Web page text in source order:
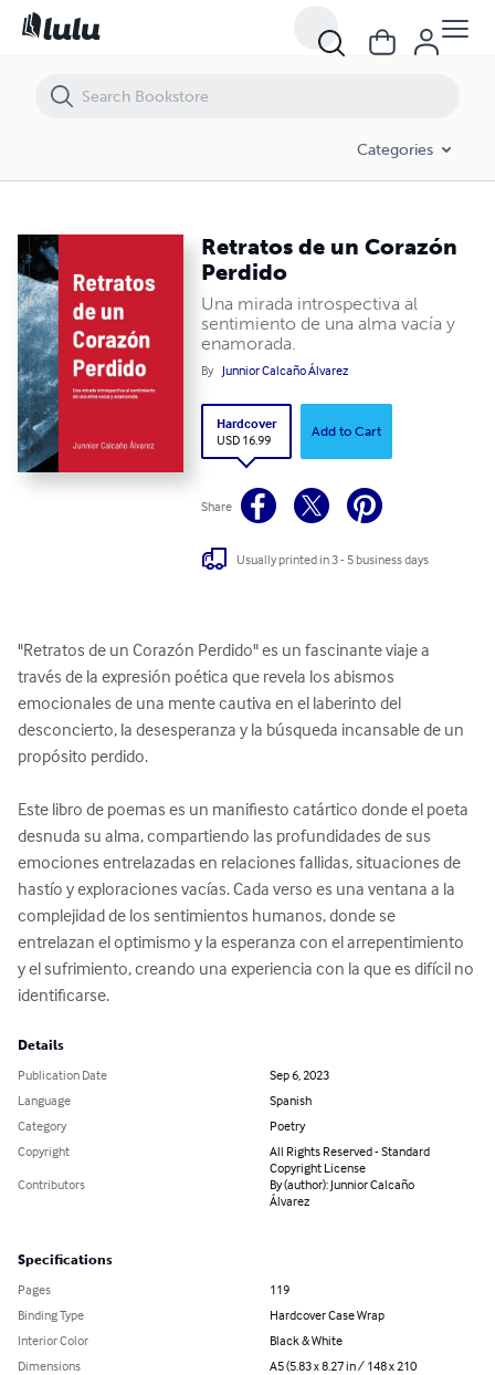
Categories
Retratos de un Corazón
Perdido
Una mirada introspectiva al
sentimiento de una alma vacía y
enamorada.
By Junnior Calcaño Álvarez
Hardcover
USD 16.99
Add to Cart
Share
Usually printed in 3 - 5 business days
"Retratos de un Corazón Perdido" es un fascinante viaje a
través de la expresión poética que revela los abismos
emocionales de una mente cautiva en el laberinto del
desconcierto, la desesperanza y la búsqueda incansable de un
propósito perdido.
Este libro de poemas es un manifiesto catártico donde el poeta
desnuda su alma, compartiendo las profundidades de sus
emociones entrelazadas en relaciones fallidas, situaciones de
hastío y exploraciones vacías. Cada verso es una ventana a la
complejidad de los sentimientos humanos, donde se
entrelazan el optimismo y la esperanza con el arrepentimiento
y el sufrimiento, creando una experiencia con la que es difícil no
identificarse.
Details
Publication Date
Sep 6, 2023
Language
Spanish
Category
Poetry
Copyright
All Rights Reserved - Standard
Copyright License
Contributors
By (author): Junnior Calcaño
Álvarez
Specifications
Pages
119
Binding Type
Hardcover Case Wrap
Interior Color
Black & White
Dimensions
A5 (5.83 x 8.27 in / 148 x 210
Retratos de un Corazón Perdido